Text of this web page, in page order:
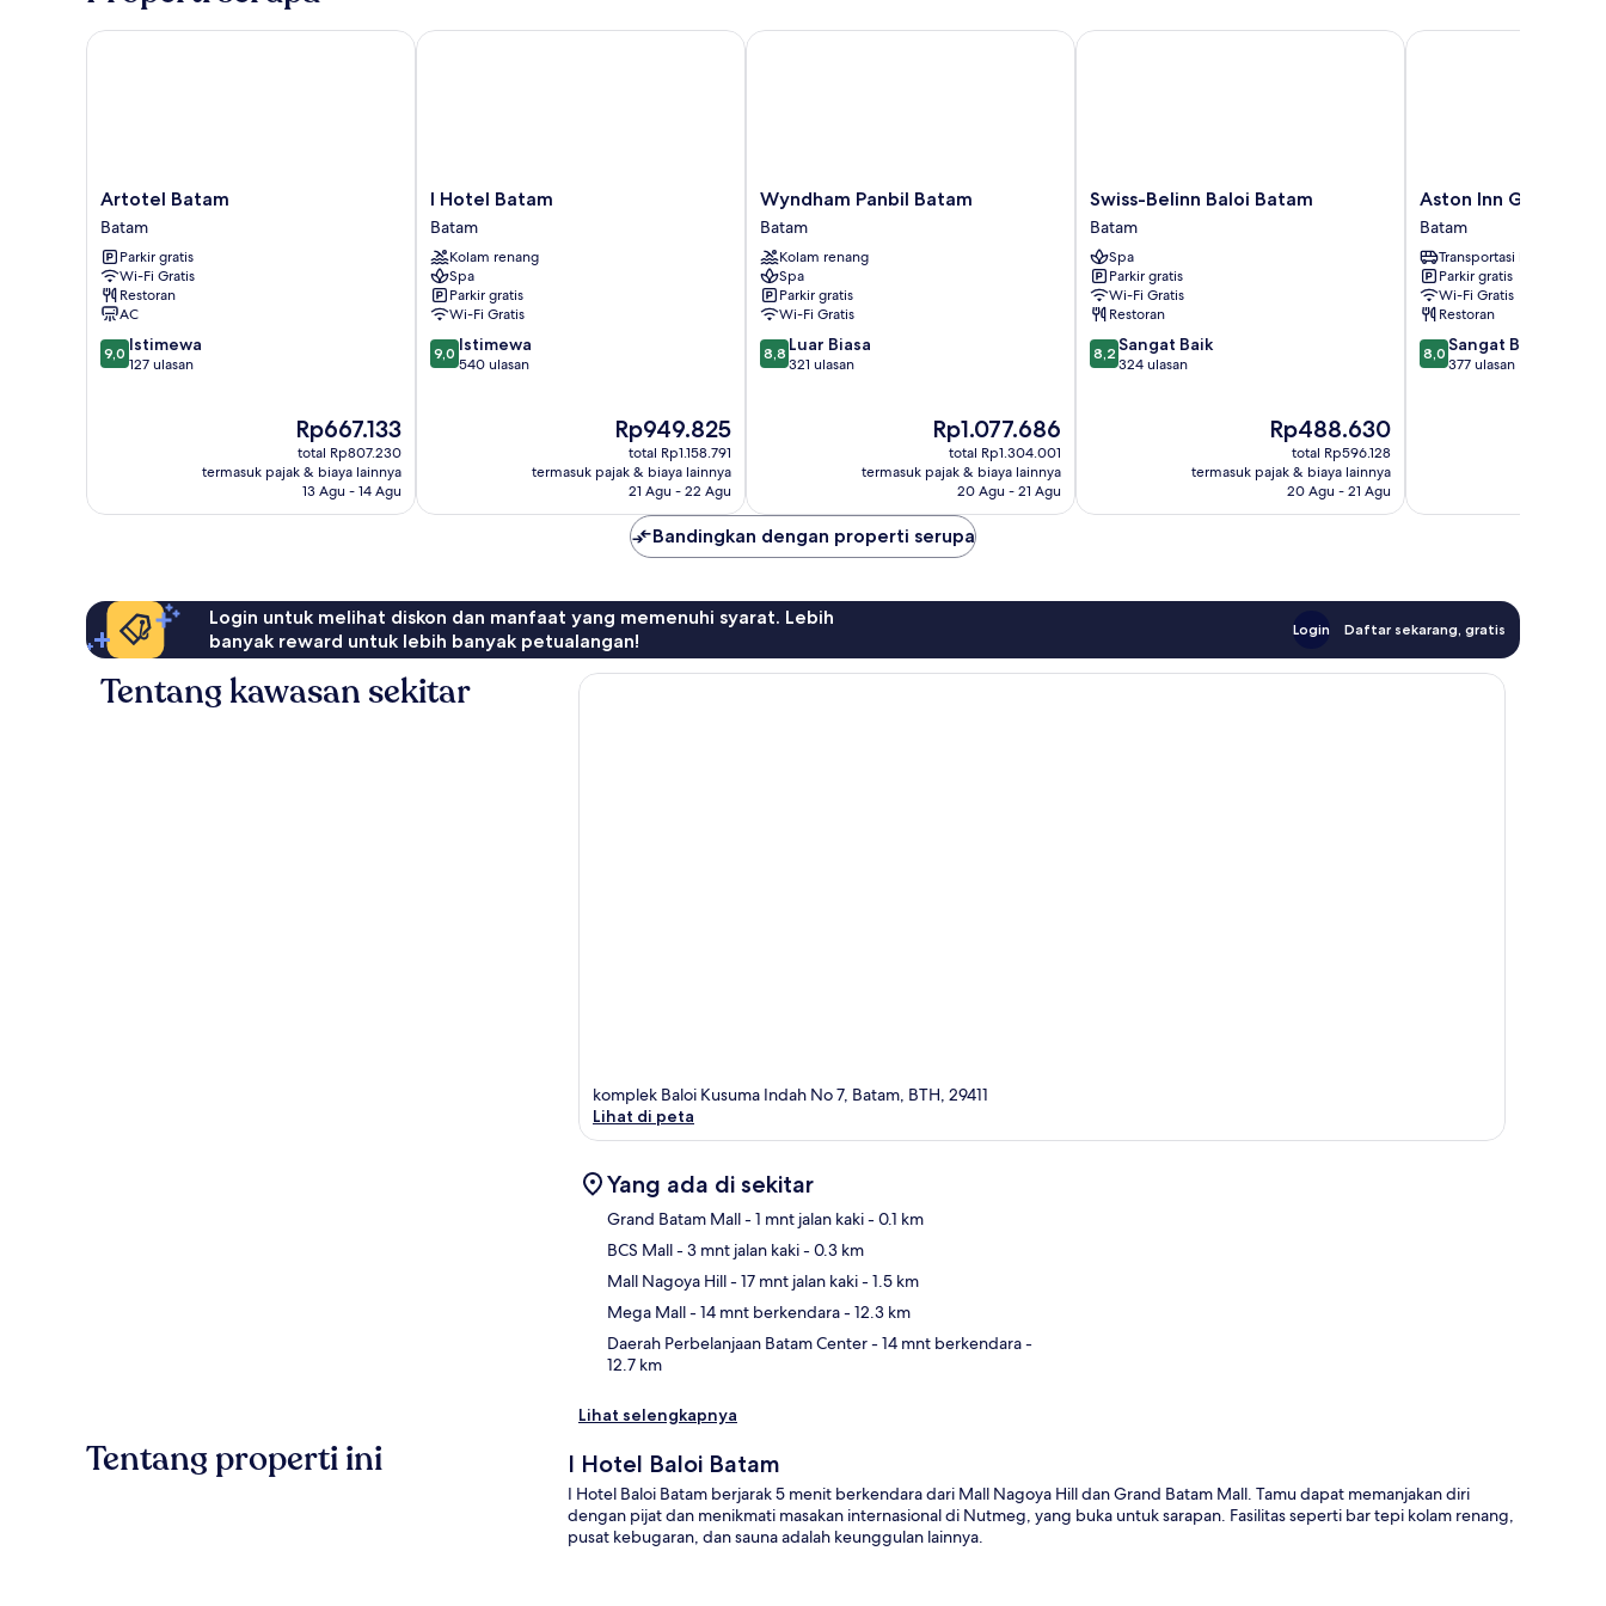
Artotel
Batam
Batam
Artotel Batam
Batam
Parkir gratis
Wi-Fi Gratis
Restoran
AC
9.0
dari
9,0 Istimewa
127 ulasan
Harga
sekarang
Rp667.133
Rp667.133
total Rp807.230
termasuk pajak & biaya lainnya
13 Agu - 14 Agu
Artotel Batam
I
Hotel
Batam
Batam
I Hotel Batam
Batam
Kolam renang
Spa
Parkir gratis
Wi-Fi Gratis
9.0
dari
9,0 Istimewa
540 ulasan
Harga
sekarang
Rp949.825
Rp949.825
total Rp1.158.791
termasuk pajak & biaya lainnya
21 Agu - 22 Agu
I Hotel Batam
Wyndham
Panbil
Batam
Batam
Wyndham Panbil Batam
Batam
Kolam renang
Spa
Parkir gratis
Wi-Fi Gratis
8.8
dari
8,8 Luar Biasa
321 ulasan
Harga
sekarang
Rp1.077.686
Rp1.077.686
total Rp1.304.001
termasuk pajak & biaya lainnya
20 Agu - 21 Agu
Wyndham Panbil Batam
Swiss-
Belinn
Baloi
Batam
Batam
Swiss-Belinn Baloi Batam
Batam
Spa
Parkir gratis
Wi-Fi Gratis
Restoran
8.2
dari
8,2 Sangat Baik
324 ulasan
Harga
sekarang
Rp488.630
Rp488.630
total Rp596.128
termasuk pajak & biaya lainnya
20 Agu - 21 Agu
Swiss-Belinn Baloi Batam
Aston
Inn
Gideon
Batam
Batam
Aston Inn Gideon
Batam
Transportasi bandara
Parkir gratis
Wi-Fi Gratis
Restoran
8.0
dari
8,0 Sangat Baik
377 ulasan
Aston Inn Gideon
Bandingkan dengan properti serupa
Login untuk melihat diskon dan manfaat yang memenuhi syarat. Lebih
banyak reward untuk lebih banyak petualangan!
Login Daftar sekarang, gratis
Tentang kawasan sekitar
komplek Baloi Kusuma Indah No 7, Batam, BTH, 29411
Lihat di peta
Yang ada di sekitar
Grand Batam Mall- 1 mnt jalan kaki- 0.1 km
BCS Mall- 3 mnt jalan kaki- 0.3 km
Mall Nagoya Hill- 17 mnt jalan kaki- 1.5 km
Mega Mall- 14 mnt berkendara- 12.3 km
Daerah Perbelanjaan Batam Center- 14 mnt berkendara-
12.7 km
Lihat selengkapnya
Tentang properti ini I Hotel Baloi Batam
I Hotel Baloi Batam berjarak 5 menit berkendara dari Mall Nagoya Hill dan Grand Batam Mall. Tamu dapat memanjakan diri
dengan pijat dan menikmati masakan internasional di Nutmeg, yang buka untuk sarapan. Fasilitas seperti bar tepi kolam renang,
pusat kebugaran, dan sauna adalah keunggulan lainnya.